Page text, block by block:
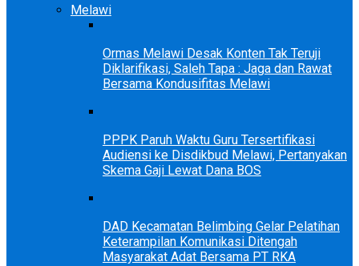
Melawi
Ormas Melawi Desak Konten Tak Teruji
Diklarifikasi, Saleh Tapa : Jaga dan Rawat
Bersama Kondusifitas Melawi
PPPK Paruh Waktu Guru Tersertifikasi
Audiensi ke Disdikbud Melawi, Pertanyakan
Skema Gaji Lewat Dana BOS
DAD Kecamatan Belimbing Gelar Pelatihan
Keterampilan Komunikasi Ditengah
Masyarakat Adat Bersama PT RKA